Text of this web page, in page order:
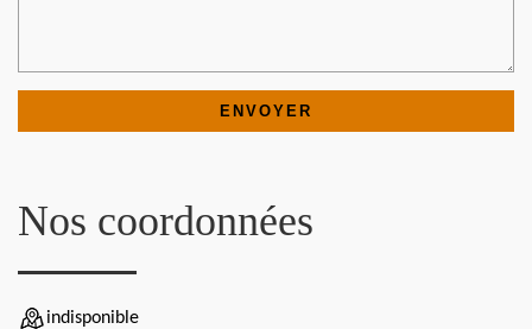
Nos coordonnées
indisponible